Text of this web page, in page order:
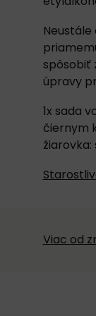
spôsobiť
úpravy
1x sada
čiernym
Viac od